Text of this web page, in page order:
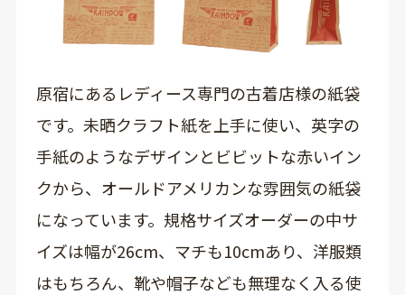
原宿にあるレディース専門の古着店様の紙袋
です。未晒クラフト紙を上手に使い、英字の
手紙のようなデザインとビビットな赤いイン
クから、オールドアメリカンな雰囲気の紙袋
になっています。規格サイズオーダーの中サ
イズは幅が26cm、マチも10cmあり、洋服類
はもちろん、靴や帽子なども無理なく入る使